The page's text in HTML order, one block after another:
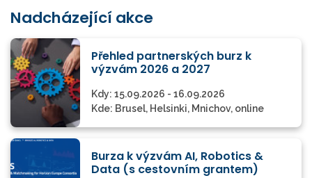
Nadcházející akce
Přehled partnerských burz k
výzvám 2026 a 2027
Kdy: 15.09.2026 - 16.09.2026
Kde: Brusel, Helsinki, Mnichov, online
Burza k výzvám AI, Robotics &
Data (s cestovním grantem)